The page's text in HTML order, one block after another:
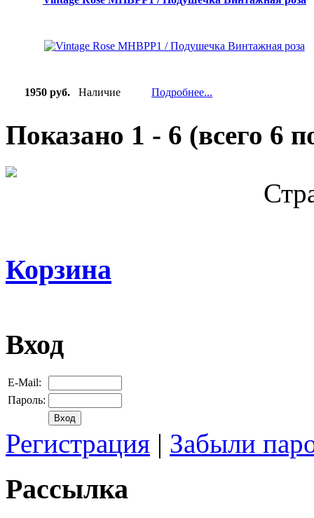
1950 руб. Наличие Подробнее...
Показано 1 - 6 (всего 6
Корзина
Вход
E-Mail:
Пароль:
Регистрация | Забыли
Рассылка